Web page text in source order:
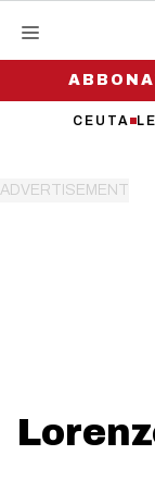
contenuto
CEUTA